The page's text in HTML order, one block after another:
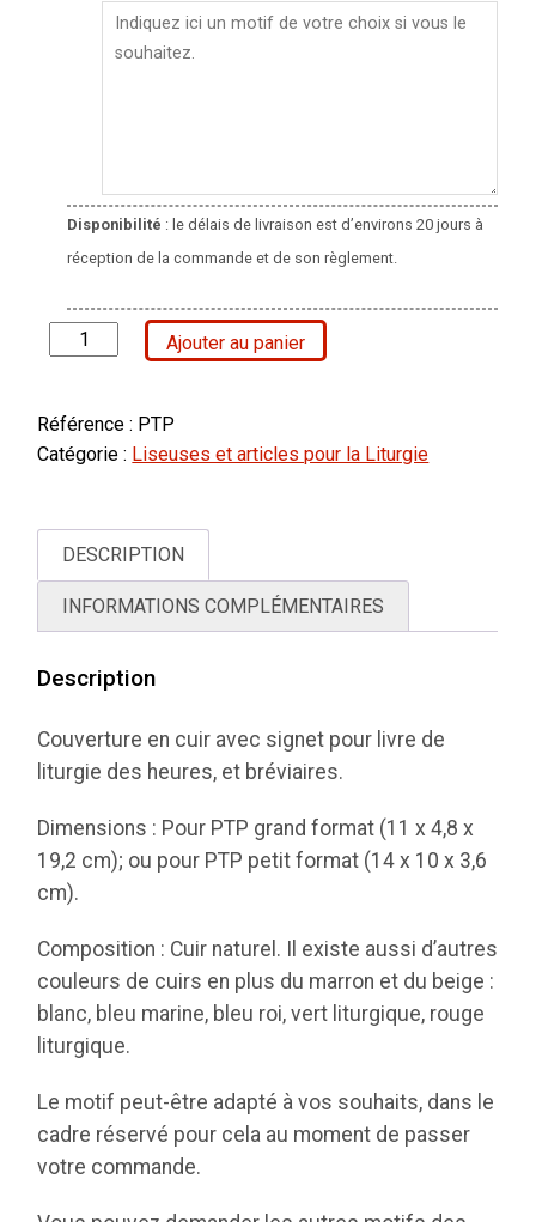
Disponibilité : le délais de livraison est d’environs 20 jours à
réception de la commande et de son règlement.
quantité
de
pour
Prière
Présent
(PTP)
Ajouter au panier
Référence : PTP
Catégorie : Liseuses et articles pour la Liturgie
DESCRIPTION
INFORMATIONS COMPLÉMENTAIRES
Description
Couverture en cuir avec signet pour livre de
liturgie des heures, et bréviaires.
Dimensions : Pour PTP grand format (11 x 4,8 x
19,2 cm); ou pour PTP petit format (14 x 10 x 3,6
cm).
Composition : Cuir naturel. Il existe aussi d’autres
couleurs de cuirs en plus du marron et du beige :
blanc, bleu marine, bleu roi, vert liturgique, rouge
liturgique.
Le motif peut-être adapté à vos souhaits, dans le
cadre réservé pour cela au moment de passer
votre commande.